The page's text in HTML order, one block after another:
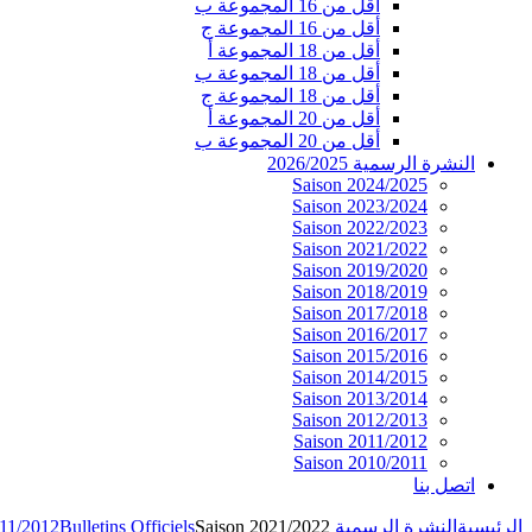
أقل من 16 المجموعة ب
أقل من 16 المجموعة ج
أقل من 18 المجموعة أ
أقل من 18 المجموعة ب
أقل من 18 المجموعة ج
أقل من 20 المجموعة أ
أقل من 20 المجموعة ب
النشرة الرسمية 2026/2025
Saison 2024/2025
Saison 2023/2024
Saison 2022/2023
Saison 2021/2022
Saison 2019/2020
Saison 2018/2019
Saison 2017/2018
Saison 2016/2017
Saison 2015/2016
Saison 2014/2015
Saison 2013/2014
Saison 2012/2013
Saison 2011/2012
Saison 2010/2011
اتصل بنا
الرئيسية النشرة الرسمية 2026/2025 2012Bulletins OfficielsSaison 2021/2022